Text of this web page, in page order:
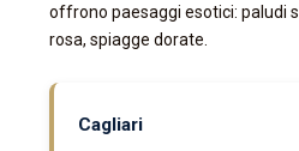
offrono paesaggi esotici: paludi
rosa, spiagge dorate.
Cagliari